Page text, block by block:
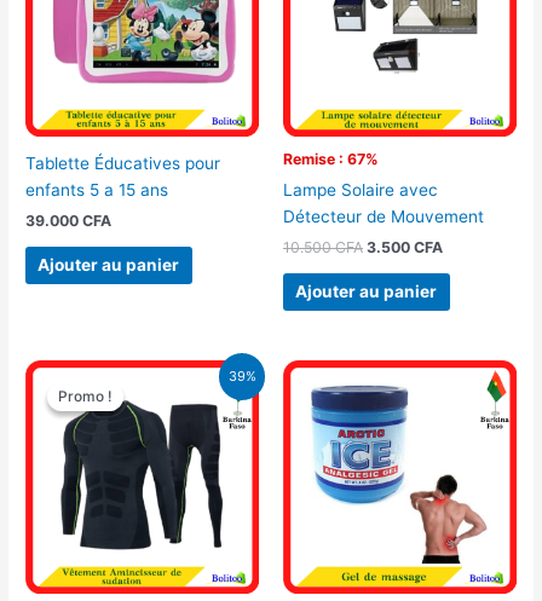
Tablette Éducatives pour
enfants 5 a 15 ans
39.000CFA
Ajouter au panier
Remise : 67%
Lampe Solaire avec
Détecteur de Mouvement
10.500CFA 3.500 CFA
Ajouter au panier
39%
Promo !
Promo !
Le
prix
initial
était :
19.000 CFA.
Le
actuel
est :
11.500 CFA.